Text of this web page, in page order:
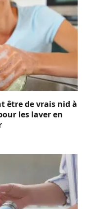
être de vrais nid à
les laver en